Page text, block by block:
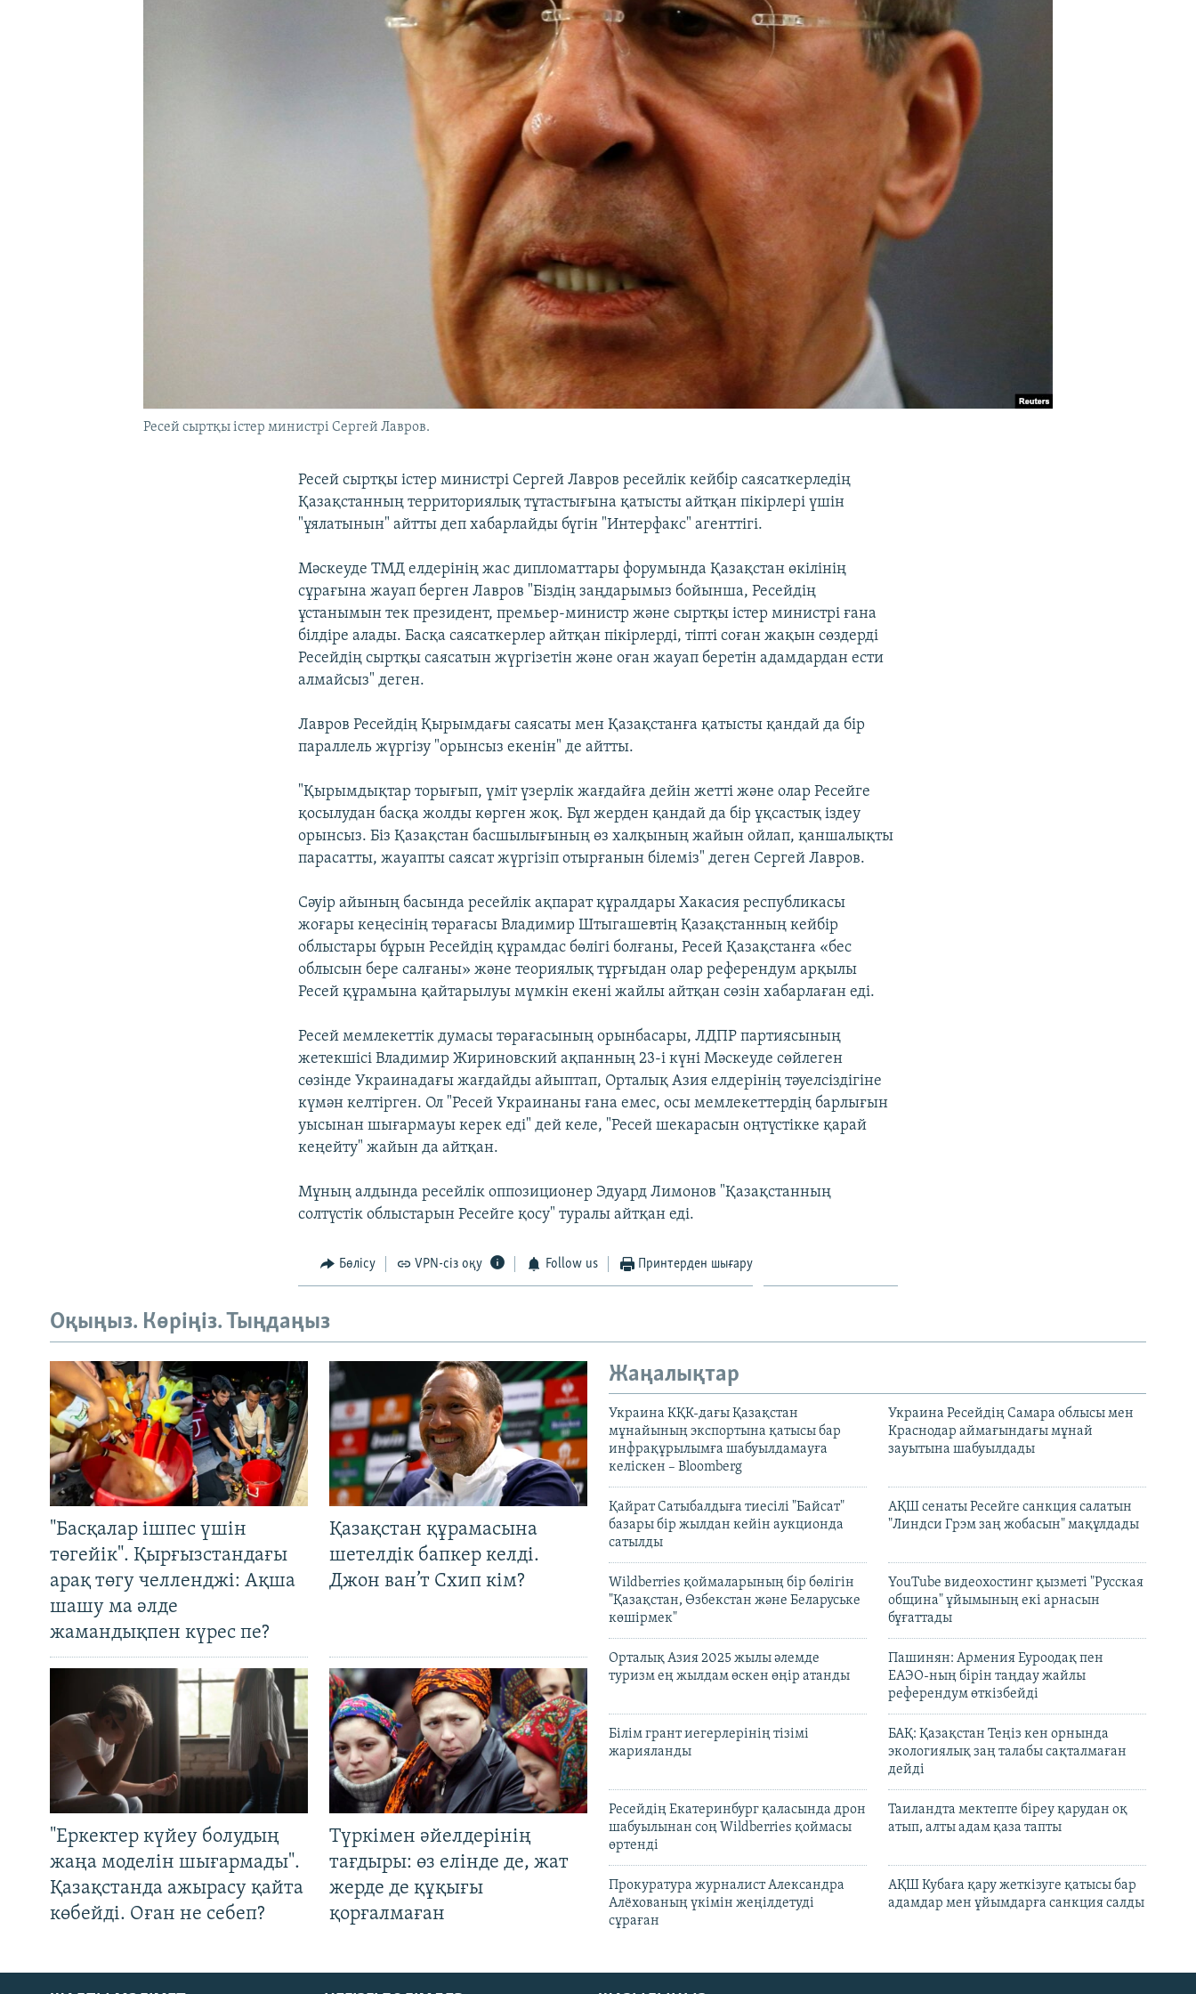
Ресей сыртқы істер министрі Сергей Лавров.
Ресей сыртқы істер министрі Сергей Лавров ресейлік кейбір саясаткерледің
Қазақстанның территориялық тұтастығына қатысты айтқан пікірлері үшін
"ұялатынын" айтты деп хабарлайды бүгін "Интерфакс" агенттігі.
Мәскеуде ТМД елдерінің жас дипломаттары форумында Қазақстан өкілінің
сұрағына жауап берген Лавров "Біздің заңдарымыз бойынша, Ресейдің
ұстанымын тек президент, премьер-министр және сыртқы істер министрі ғана
білдіре алады. Басқа саясаткерлер айтқан пікірлерді, тіпті соған жақын сөздерді
Ресейдің сыртқы саясатын жүргізетін және оған жауап беретін адамдардан ести
алмайсыз" деген.
Лавров Ресейдің Қырымдағы саясаты мен Қазақстанға қатысты қандай да бір
параллель жүргізу "орынсыз екенін" де айтты.
"Қырымдықтар торығып, үміт үзерлік жағдайға дейін жетті және олар Ресейге
қосылудан басқа жолды көрген жоқ. Бұл жерден қандай да бір ұқсастық іздеу
орынсыз. Біз Қазақстан басшылығының өз халқының жайын ойлап, қаншалықты
парасатты, жауапты саясат жүргізіп отырғанын білеміз" деген Сергей Лавров.
Сәуір айының басында ресейлік ақпарат құралдары Хакасия республикасы
жоғары кеңесінің төрағасы Владимир Штыгашевтің Қазақстанның кейбір
облыстары бұрын Ресейдің құрамдас бөлігі болғаны, Ресей Қазақстанға «бес
облысын бере салғаны» және теориялық тұрғыдан олар референдум арқылы
Ресей құрамына қайтарылуы мүмкін екені жайлы айтқан сөзін хабарлаған еді.
Ресей мемлекеттік думасы төрағасының орынбасары, ЛДПР партиясының
жетекшісі Владимир Жириновский ақпанның 23-і күні Мәскеуде сөйлеген
сөзінде Украинадағы жағдайды айыптап, Орталық Азия елдерінің тәуелсіздігіне
күмән келтірген. Ол "Ресей Украинаны ғана емес, осы мемлекеттердің барлығын
уысынан шығармауы керек еді" дей келе, "Ресей шекарасын оңтүстікке қарай
кеңейту" жайын да айтқан.
Мұның алдында ресейлік оппозиционер Эдуард Лимонов "Қазақстанның
солтүстік облыстарын Ресейге қосу" туралы айтқан еді.
Бөлісу VPN-сіз оқу Follow us Принтерден шығару
Оқыңыз. Көріңіз. Тыңдаңыз
"Басқалар ішпес үшін
төгейік". Қырғызстандағы
арақ төгу челленджі: Ақша
шашу ма әлде
жамандықпен күрес пе?
Қазақстан құрамасына
шетелдік бапкер келді.
Джон ван’т Схип кім?
"Еркектер күйеу болудың
жаңа моделін шығармады".
Қазақстанда ажырасу қайта
көбейді. Оған не себеп?
Түркімен әйелдерінің
тағдыры: өз елінде де, жат
жерде де құқығы
қорғалмаған
Жаңалықтар
Украина КҚК-дағы Қазақстан
мұнайының экспортына қатысы бар
инфрақұрылымға шабуылдамауға
келіскен – Bloomberg
Украина Ресейдің Самара облысы мен
Краснодар аймағындағы мұнай
зауытына шабуылдады
Қайрат Сатыбалдыға тиесілі "Байсат"
базары бір жылдан кейін аукционда
сатылды
АҚШ сенаты Ресейге санкция салатын
"Линдси Грэм заң жобасын" мақұлдады
Wildberries қоймаларының бір бөлігін
"Қазақстан, Өзбекстан және Беларуське
көшірмек"
YouTube видеохостинг қызметі "Русская
община" ұйымының екі арнасын
бұғаттады
Орталық Азия 2025 жылы әлемде
туризм ең жылдам өскен өңір атанды
Пашинян: Армения Еуроодақ пен
ЕАЭО-ның бірін таңдау жайлы
референдум өткізбейді
Білім грант иегерлерінің тізімі
жарияланды
БАҚ: Қазақстан Теңіз кен орнында
экологиялық заң талабы сақталмаған
дейді
Ресейдің Екатеринбург қаласында дрон
шабуылынан соң Wildberries қоймасы
өртенді
Таиландта мектепте біреу қарудан оқ
атып, алты адам қаза тапты
Прокуратура журналист Александра
Алёхованың үкімін жеңілдетуді
сұраған
АҚШ Кубаға қару жеткізуге қатысы бар
адамдар мен ұйымдарға санкция салды